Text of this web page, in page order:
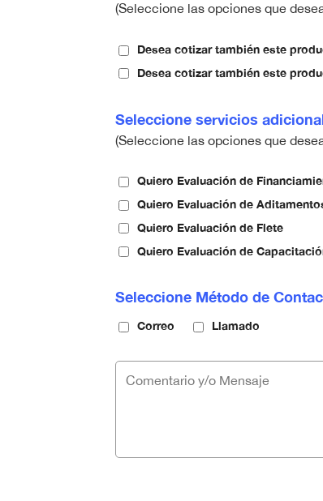
(Seleccione las opciones que
Desea cotizar también este
Desea cotizar también este
Seleccione servicios
(Seleccione las opciones que
Quiero Evaluación de
Quiero Evaluación de
Quiero Evaluación de Flete
Quiero Evaluación de
Seleccione Método de
Correo Llamado